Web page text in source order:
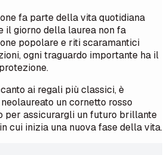
fa parte della vita quotidiana
il giorno della laurea non fa
popolare e riti scaramantici
ogni traguardo importante ha il
ai regali più classici, è
un cornetto rosso
per assicurargli un futuro brillante
cui inizia una nuova fase della vita.